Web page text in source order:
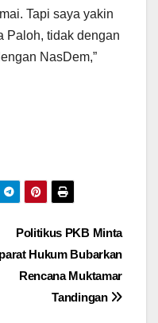
Tapi saya yakin
Paloh, tidak dengan
NasDem,”
Politikus PKB Minta
Hukum Bubarkan
Rencana Muktamar
Tandingan